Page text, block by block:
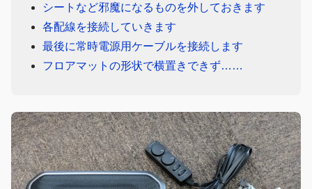
シートなど邪魔になるものを外しておきます
各配線を接続していきます
最後に常時電源用ケーブルを接続します
フロアマットの形状で横置きできず……